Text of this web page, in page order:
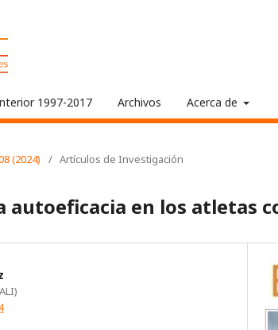
1997-2017 Archivos Acerca de
(2024) / Artículos de Investigación
autoeficacia en los atletas